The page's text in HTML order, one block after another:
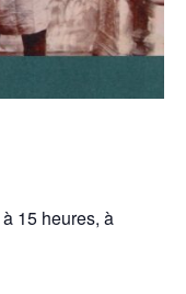
à 15 heures, à